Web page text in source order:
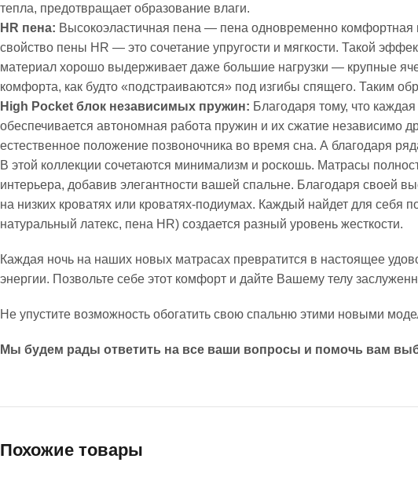
тепла, предотвращает образование влаги.
HR пена: Высокоэластичная пена — пена одновременно комфортная
свойство пены HR — это сочетание упругости и мягкости. Такой
материал хорошо выдерживает даже большие нагрузки — крупные
комфорта, как будто «подстраиваются» под изгибы спящего. Таким
High Pocket блок независимых пружин: Благодаря тому, что
обеспечивается автономная работа пружин и их сжатие независимо
естественное положение позвоночника во время сна. А благодаря
В этой коллекции сочетаются минимализм и роскошь. Матрасы
интерьера, добавив элегантности вашей спальне. Благодаря своей
на низких кроватях или кроватях-подиумах. Каждый найдет для себя
натуральный латекс, пена HR) создается разный уровень жесткости.
Каждая ночь на наших новых матрасах превратится в настоящее
энергии. Позвольте себе этот комфорт и дайте Вашему телу
Не упустите возможность обогатить свою спальню этими новыми
Мы будем рады ответить на все ваши вопросы и помочь вам
Похожие товары